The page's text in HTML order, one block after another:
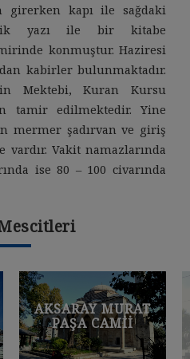
girerken kapı ile sağdaki
yazı ile bir kitabe
konmuştur. Haziresi
kabirler bulunmaktadır.
Mektebi, Kuran Kursu
tamir edilmektedir. Yine
mermer şadırvan ve giriş
vardır. Vakit namazlarında
ise 80 – 100 civarında
AKSARAY MURAT
PAŞA CAMII